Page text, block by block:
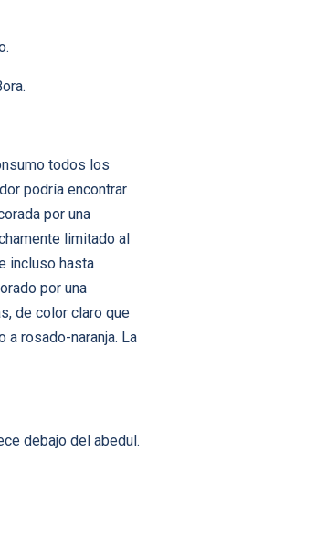
todos los
podría encontrar
por una
limitado al
incluso hasta
por una
de color claro que
a rosado-naranja. La
debajo del abedul.